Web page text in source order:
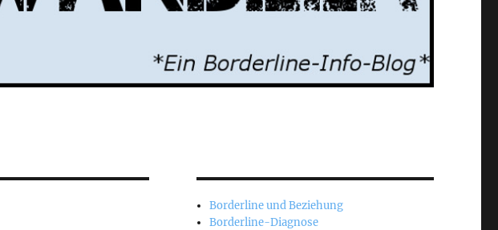
Borderline und Beziehung
Borderline-Diagnose